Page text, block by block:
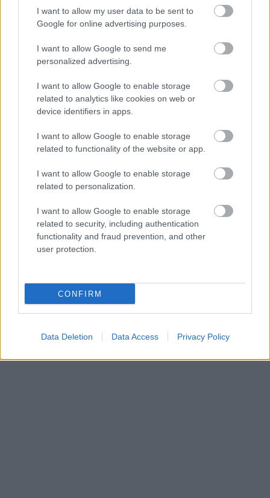
I want to allow my user data to be sent to
Google for online advertising purposes.
I want to allow Google to send me
personalized advertising.
I want to allow Google to enable storage
related to analytics like cookies on web or
device identifiers in apps.
I want to allow Google to enable storage
related to functionality of the website or app.
I want to allow Google to enable storage
related to personalization.
I want to allow Google to enable storage
related to security, including authentication
functionality and fraud prevention, and other
user protection.
CONFIRM
Data Deletion Data Access Privacy Policy
«Εγώ είμαι η ανάπηρη, αυτοί είναι οι μ***ες» –
Η Maria Rolls χωρίς φίλτρο
με τον